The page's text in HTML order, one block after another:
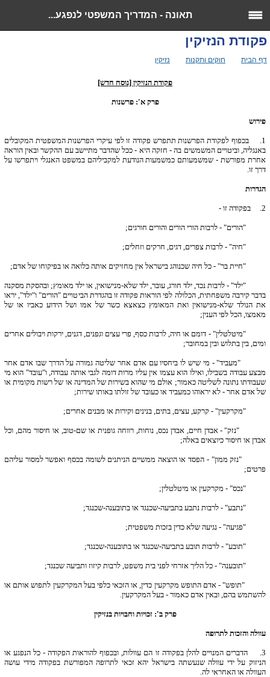
תאונה - המדריך המשפטי לנפגע...
פקודת הנזיקין
דף הבית חוקים ותקנות נזיקין
פקודת הנזיקין [נוסח חדש]
פרק א': פרשנות
פירוש
1.
בכפוף לפקודת הפרשנות תתפרש פקודה זו לפי עיקרי הפרשנות המשפטית המקובלים
באנגליה, וביטויים המשמשים בה - חזקה היא - ככל שהדבר מתיישב עם ההקשר ובאין הוראה
אחרת מפורשת - שמשמעותם כמשמעות הנודעת למקביליהם במשפט האנגלי ויתפרשו על
דרך זו.
הגדרות
2. בפקודה זו -
"הורים" - לרבות הורי הורים והורים חורגים;
"חיה" - לרבות צפרים, דגים, חרקים וזחלים;
"חיית בר" - כל חיה שכנוהג בישראל אין מחזיקים אותה כלואה או בפיקוחו של אדם;
"ילד" - לרבות נכד, ילד חורג, עובר, ילד שלא-מנישואין, או ילד מאומץ; ובהסקת מסקנה
בדבר קירבה משפחתית, הכלולה לפי הוראות פקודה זו בהגדרת הביטויים "הורים" ו"ילד", יראו
את הנולד שלא-מנישואין ואת המאומץ כצאצא כשר של אמו ושל הידוע כאביו או של
מאמצו, הכל לפי הענין;
"מיטלטלין" - דומם או חיה, לרבות כסף, פרי עצים וגפנים, דגנים, ירקות ויבולים אחרים
ומים, בין בתלוש ובין במחובר;
"מעביד" - מי שיש לו ביחסיו עם אדם אחר שליטה גמורה על הדרך שבו אדם אחר
מבצע עבודה בשבילו, ואילו הוא עצמו אין עליו מרות דומה לגבי אותה עבודה, ו"עובד" הוא מי
שעבודתו נתונה לשליטה כאמור; אולם מי שהוא בשירות של המדינה או של רשות מקומית או
של אדם אחר - לא יראוהו כמעביד או כעובד של זולתו באותו שירות;
"מקרקעין" - קרקע, עצים, בתים, בנינים וקירות או מבנים אחרים;
"נזק" - אבדן חיים, אבדן נכס, נוחות, רווחה גופנית או שם-טוב, או חיסור מהם, וכל
אבדן או חיסור כיוצאים באלה;
"נזק ממון" - הפסד או הוצאה ממשיים הניתנים לשומה בכסף ואפשר למסור עליהם
פרטים;
"נכס" - מקרקעין או מיטלטלין;
"נתבע" - לרבות נתבע בתביעה-שכנגד או בתובענה-שכנגד;
"פגיעה" - נגיעה שלא כדין בזכות משפטית;
"תובע" - לרבות תובע בתביעה-שכנגד או בתובענה-שכנגד;
"תובענה" - כל הליך אזרחי לפני בית משפט, לרבות קיזוז ותביעה שכנגד;
"תופש" - אדם התופש מקרקעין כדין, או הזכאי כלפי בעל המקרקעין לתפוש אותם או
להשתמש בהם, ובאין אדם כאמור - בעל המקרקעין.
פרק ב': זכויות וחבויות בנזיקין
עוולה והזכות לתרופה
3.
הדברים המנויים להלן בפקודה זו הם עוולות, ובכפוף להוראות הפקודה - כל הנפגע או
הניזוק על ידי עוולה שנעשתה בישראל יהא זכאי לתרופה המפורשת בפקודה מידי עושה
העוולה או האחראי לה.